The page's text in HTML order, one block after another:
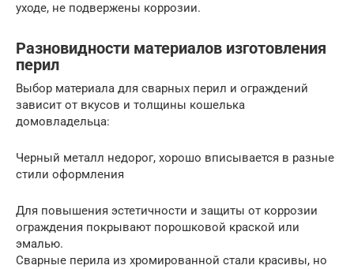
уходе, не подвержены коррозии.
Разновидности материалов изготовления
перил
Выбор материала для сварных перил и ограждений
зависит от вкусов и толщины кошелька
домовладельца:
Черный металл недорог, хорошо вписывается в разные
стили оформления
Для повышения эстетичности и защиты от коррозии
ограждения покрывают порошковой краской или
эмалью.
Сварные перила из хромированной стали красивы, но